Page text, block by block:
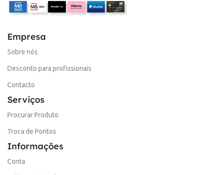
Empresa
Sobre nós
Desconto para profissionais
Contacto
Serviços
Procurar Produto
Troca de Pontos
Informações
Conta